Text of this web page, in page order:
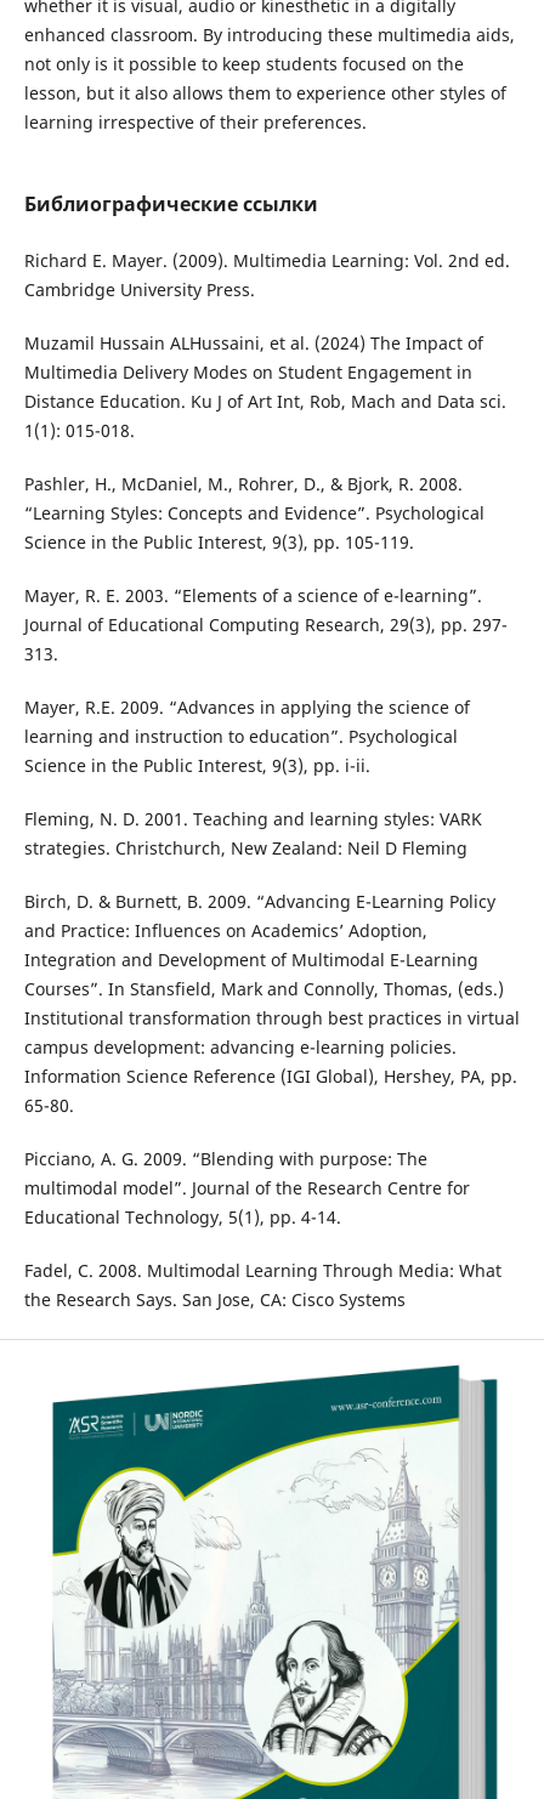
whether it is visual, audio or kinesthetic in a digitally
enhanced classroom. By introducing these multimedia aids,
not only is it possible to keep students focused on the
lesson, but it also allows them to experience other styles of
learning irrespective of their preferences.
Библиографические ссылки
Richard E. Mayer. (2009). Multimedia Learning: Vol. 2nd ed.
Cambridge University Press.
Muzamil Hussain ALHussaini, et al. (2024) The Impact of
Multimedia Delivery Modes on Student Engagement in
Distance Education. Ku J of Art Int, Rob, Mach and Data sci.
1(1): 015-018.
Pashler, H., McDaniel, M., Rohrer, D., & Bjork, R. 2008.
“Learning Styles: Concepts and Evidence”. Psychological
Science in the Public Interest, 9(3), pp. 105-119.
Mayer, R. E. 2003. “Elements of a science of e-learning”.
Journal of Educational Computing Research, 29(3), pp. 297-
313.
Mayer, R.E. 2009. “Advances in applying the science of
learning and instruction to education”. Psychological
Science in the Public Interest, 9(3), pp. i-ii.
Fleming, N. D. 2001. Teaching and learning styles: VARK
strategies. Christchurch, New Zealand: Neil D Fleming
Birch, D. & Burnett, B. 2009. “Advancing E-Learning Policy
and Practice: Influences on Academics’ Adoption,
Integration and Development of Multimodal E-Learning
Courses”. In Stansfield, Mark and Connolly, Thomas, (eds.)
Institutional transformation through best practices in virtual
campus development: advancing e-learning policies.
Information Science Reference (IGI Global), Hershey, PA, pp.
65-80.
Picciano, A. G. 2009. “Blending with purpose: The
multimodal model”. Journal of the Research Centre for
Educational Technology, 5(1), pp. 4-14.
Fadel, C. 2008. Multimodal Learning Through Media: What
the Research Says. San Jose, CA: Cisco Systems